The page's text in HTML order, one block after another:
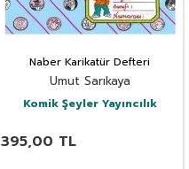
Naber Karikatür Defteri
Umut Sarıkaya
Komik Şeyler Yayıncılık
395,00 TL